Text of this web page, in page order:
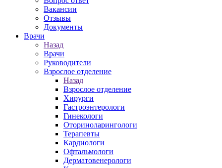
Вакансии
Отзывы
Документы
Врачи
Назад
Врачи
Руководители
Взрослое отделение
Назад
Взрослое отделение
Хирурги
Гастроэнтерологи
Гинекологи
Оториноларингологи
Терапевты
Кардиологи
Офтальмологи
Дерматовенерологи